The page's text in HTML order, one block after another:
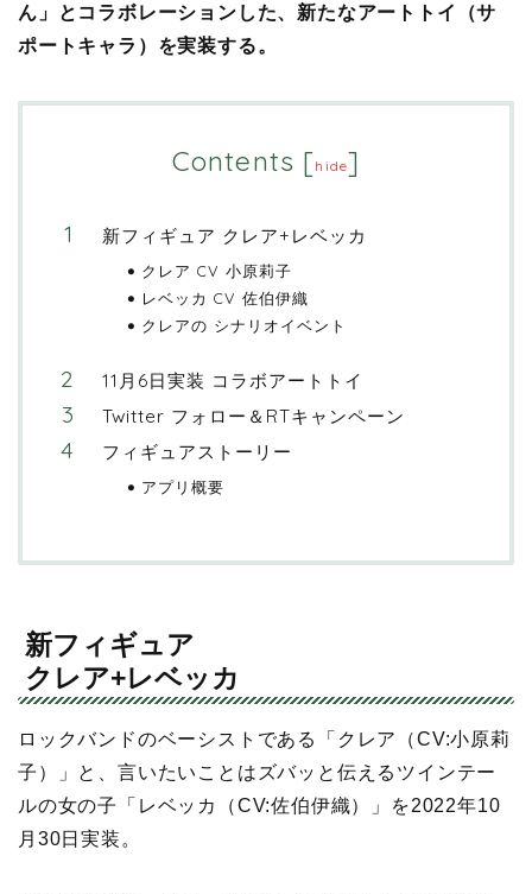
ん」とコラボレーションした、新たなアートトイ（サ
ポートキャラ）を実装する。
Contents [hide]
新フィギュア クレア+レベッカ
クレア CV 小原莉子
レベッカ CV 佐伯伊織
クレアの シナリオイベント
11月6日実装 コラボアートトイ
Twitter フォロー＆RTキャンペーン
フィギュアストーリー
アプリ概要
新フィギュア
クレア+レベッカ
ロックバンドのベーシストである「クレア（CV:小原莉
子）」と、言いたいことはズバッと伝えるツインテー
ルの女の子「レベッカ（CV:佐伯伊織）」を2022年10
月30日実装。